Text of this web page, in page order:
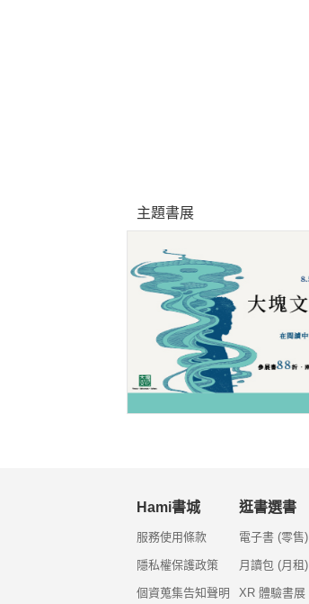
主題書展
Hami書城
服務使用條款
隱私權保護政策
個資蒐集告知聲明
逛書選書
電子書 (零售)
月讀包 (月租)
XR 體驗書展